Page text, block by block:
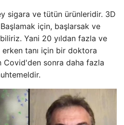
sigara ve tütün ürünleridir. 3D
Başlamak için, başlarsak ve
Yani 20 yıldan fazla ve
tanı için bir doktora
Covid'den sonra daha fazla